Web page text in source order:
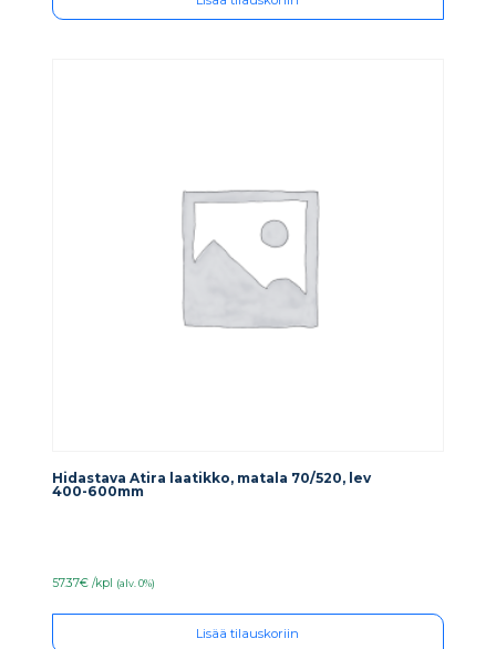
Hidastava Atira laatikko, matala 70/520, lev
400-600mm
57.37€ /kpl (alv. 0%)
Lisää tilauskoriin